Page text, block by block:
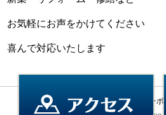
お気軽にお声をかけてください
喜んで対応いたします
会社概要 プライバシーポ